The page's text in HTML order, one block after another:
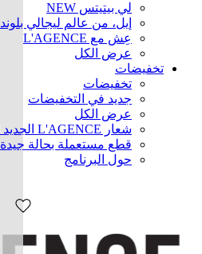
لي بيتيتس NEW
إيل، من عالم ليجالي بلوند
عِش مع L'AGENCE
عرض الكل
تخفيضات
تخفيضات
جديد في التخفيضات
عرض الكل
شعار L'AGENCE الجديد أخيرًا
قطع مستعملة بحالة جيدة
حول البرنامج